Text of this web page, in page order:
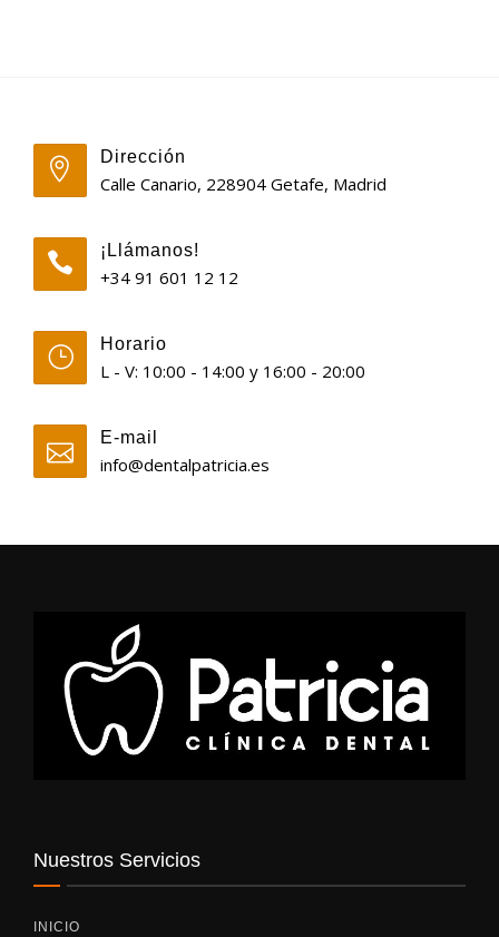
Dirección
Calle Canario, 228904 Getafe, Madrid
¡Llámanos!
+34 91 601 12 12
Horario
L - V: 10:00 - 14:00 y 16:00 - 20:00
E-mail
info@dentalpatricia.es
Nuestros Servicios
INICIO